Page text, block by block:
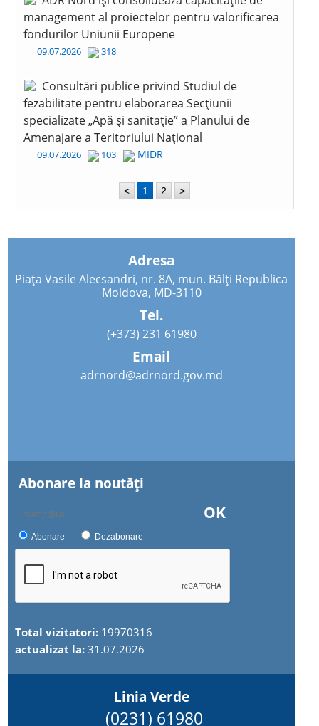
management al proiectelor pentru valorificarea
fondurilor Uniunii Europene
09.07.2026 318
Consultări publice privind Studiul de
fezabilitate pentru elaborarea Secțiunii
specializate „Apă și sanitație” a Planului de
Amenajare a Teritoriului Național
09.07.2026 103 MIDR
< 1 2 >
Adresa
Piața Vasile Alecsandri, nr. 8A, mun. Bălți Republica
Moldova, MD-3110
Tel.
(+373) 231 61980
Email
adrnord@adrnord.gov.md
Abonare la noutăţi
OK
Abonare Dezabonare
Total vizitatori: 19970316
actualizat la:31.07.2026
Linia Verde
(0231) 61980